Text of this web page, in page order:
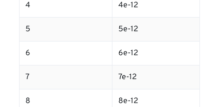
4 4e-12
5 5e-12
6 6e-12
7 7e-12
8 8e-12